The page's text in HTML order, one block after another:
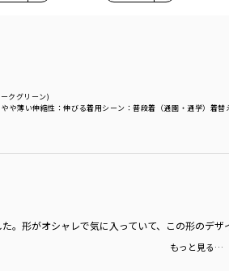
やや薄い伸縮性 ：伸びる着用シーン ：普段着（通園・通学） 着替
クグリーン)
。形がオシャレで気に入っていて、この形のデ
もっと見る…